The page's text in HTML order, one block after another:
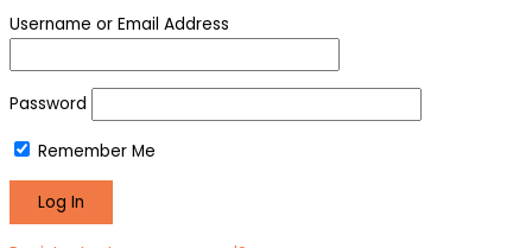
Username or Email Address
Password
Remember Me